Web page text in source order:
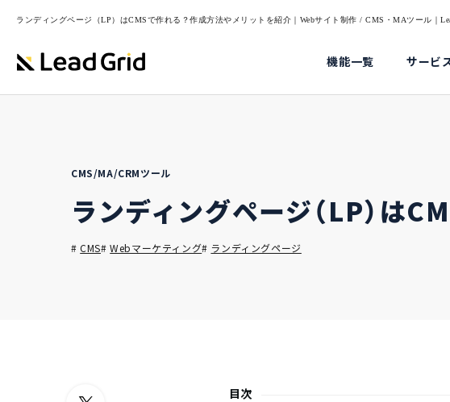
ランディングページ（LP）はCMSで作れる？作成方法やメリットを紹介｜Webサイト制作 / CMS・MAツール｜
機能一覧 サービ
CMS/MA/CRMツール
ランディングページ（LP）は
#CMS#Webマーケティング# ランディングページ
目次